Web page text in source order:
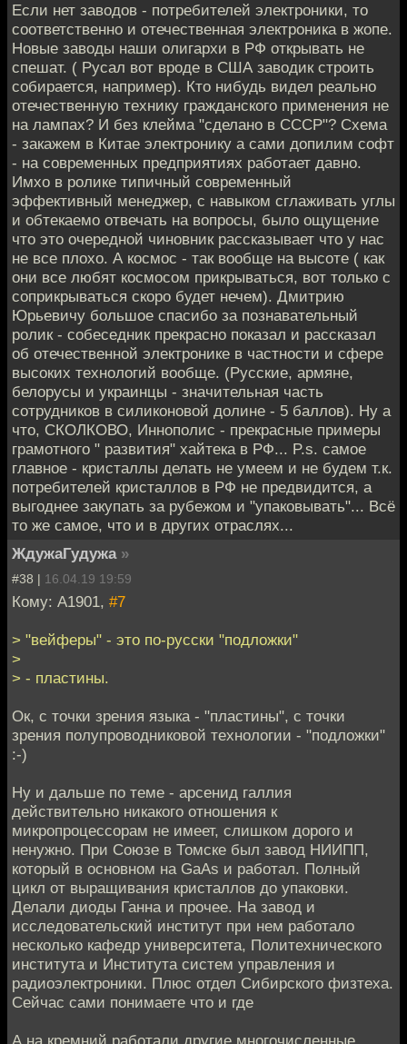
Если нет заводов - потребителей электроники, то
соответственно и отечественная электроника в жопе.
Новые заводы наши олигархи в РФ открывать не
спешат. ( Русал вот вроде в США заводик строить
собирается, например). Кто нибудь видел реально
отечественную технику гражданского применения не
на лампах? И без клейма "сделано в СССР"? Схема
- закажем в Китае электронику а сами допилим софт
- на современных предприятиях работает давно.
Имхо в ролике типичный современный
эффективный менеджер, с навыком сглаживать углы
и обтекаемо отвечать на вопросы, было ощущение
что это очередной чиновник рассказывает что у нас
не все плохо. А космос - так вообще на высоте ( как
они все любят космосом прикрываться, вот только с
соприкрываться скоро будет нечем). Дмитрию
Юрьевичу большое спасибо за познавательный
ролик - собеседник прекрасно показал и рассказал
об отечественной электронике в частности и сфере
высоких технологий вообще. (Русские, армяне,
белорусы и украинцы - значительная часть
сотрудников в силиконовой долине - 5 баллов). Ну а
что, СКОЛКОВО, Иннополис - прекрасные примеры
грамотного " развития" хайтека в РФ... P.s. самое
главное - кристаллы делать не умеем и не будем т.к.
потребителей кристаллов в РФ не предвидится, а
выгоднее закупать за рубежом и "упаковывать"... Всё
то же самое, что и в других отраслях...
ЖдужаГудужа »
#38 | 16.04.19 19:59
Кому: A1901, #7
> "вейферы" - это по-русски "подложки"
>
> - пластины.
Ок, с точки зрения языка - "пластины", с точки
зрения полупроводниковой технологии - "подложки"
:-)
Ну и дальше по теме - арсенид галлия
действительно никакого отношения к
микропроцессорам не имеет, слишком дорого и
ненужно. При Союзе в Томске был завод НИИПП,
который в основном на GaAs и работал. Полный
цикл от выращивания кристаллов до упаковки.
Делали диоды Ганна и прочее. На завод и
исследовательский институт при нем работало
несколько кафедр университета, Политехнического
института и Института систем управления и
радиоэлектроники. Плюс отдел Сибирского физтеха.
Сейчас сами понимаете что и где